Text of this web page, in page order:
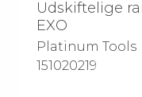
Udskiftelige
EXO
Platinum Tools
151020219